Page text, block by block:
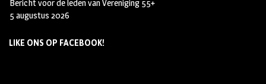
Bericht voor de leden van Vereniging 55+
5 augustus 2026
LIKE ONS OP FACEBOOK!